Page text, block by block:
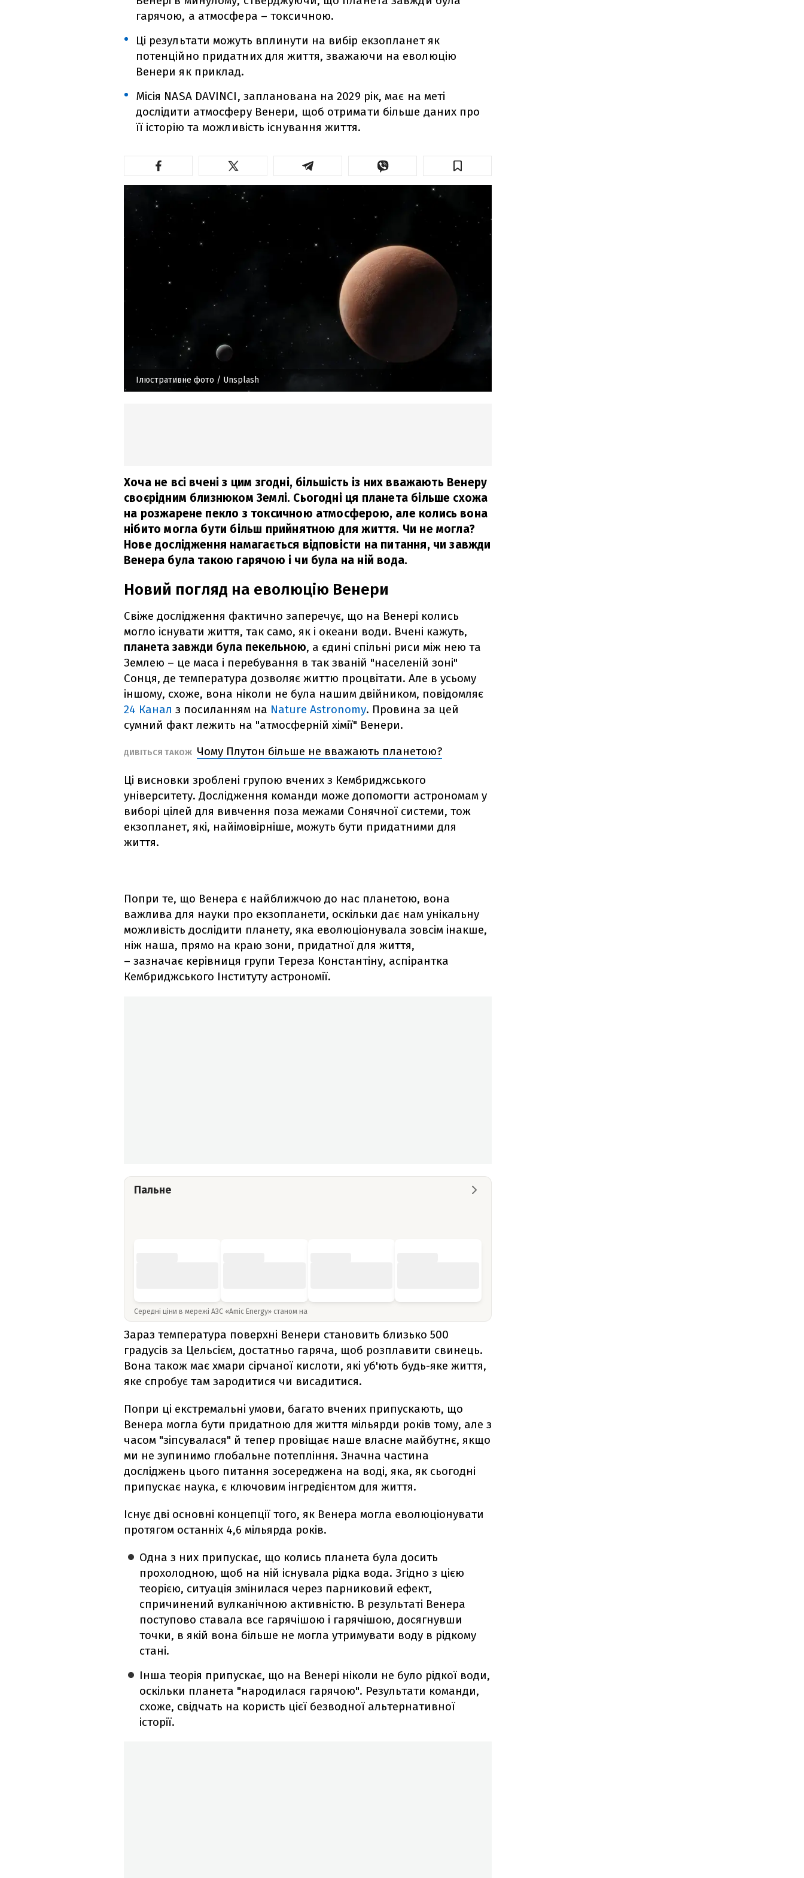
гарячою, а атмосфера – токсичною.
Ці результати можуть вплинути на вибір екзопланет як
потенційно придатних для життя, зважаючи на еволюцію
Венери як приклад.
Місія NASA DAVINCI, запланована на 2029 рік, має на меті
дослідити атмосферу Венери, щоб отримати більше даних про
її історію та можливість існування життя.
Ілюстративне фото / Unsplash
Хоча не всі вчені з цим згодні, більшість із них вважають Венеру
своєрідним близнюком Землі. Сьогодні ця планета більше схожа
на розжарене пекло з токсичною атмосферою, але колись вона
нібито могла бути більш прийнятною для життя. Чи не могла?
Нове дослідження намагається відповісти на питання, чи завжди
Венера була такою гарячою і чи була на ній вода.
Новий погляд на еволюцію Венери
Свіже дослідження фактично заперечує, що на Венері колись
могло існувати життя, так само, як і океани води. Вчені кажуть,
планета завжди була пекельною, а єдині спільні риси між нею та
Землею – це маса і перебування в так званій "населеній зоні"
Сонця, де температура дозволяє життю процвітати. Але в усьому
іншому, схоже, вона ніколи не була нашим двійником, повідомляє
24 Канал з посиланням на Nature Astronomy. Провина за цей
сумний факт лежить на "атмосферній хімії" Венери.
ДИВІТЬСЯ ТАКОЖ Чому Плутон більше не вважають планетою?
Ці висновки зроблені групою вчених з Кембриджського
університету. Дослідження команди може допомогти астрономам у
виборі цілей для вивчення поза межами Сонячної системи, тож
екзопланет, які, найімовірніше, можуть бути придатними для
життя.
Попри те, що Венера є найближчою до нас планетою, вона
важлива для науки про екзопланети, оскільки дає нам унікальну
можливість дослідити планету, яка еволюціонувала зовсім інакше,
ніж наша, прямо на краю зони, придатної для життя,
– зазначає керівниця групи Тереза Константіну, аспірантка
Кембриджського Інституту астрономії.
Пальне
Середні ціни в мережі АЗС «Amic Energy» станом на
Зараз температура поверхні Венери становить близько 500
градусів за Цельсієм, достатньо гаряча, щоб розплавити свинець.
Вона також має хмари сірчаної кислоти, які уб'ють будь-яке життя,
яке спробує там зародитися чи висадитися.
Попри ці екстремальні умови, багато вчених припускають, що
Венера могла бути придатною для життя мільярди років тому, але з
часом "зіпсувалася" й тепер провіщає наше власне майбутнє, якщо
ми не зупинимо глобальне потепління. Значна частина
досліджень цього питання зосереджена на воді, яка, як сьогодні
припускає наука, є ключовим інгредієнтом для життя.
Існує дві основні концепції того, як Венера могла еволюціонувати
протягом останніх 4,6 мільярда років.
Одна з них припускає, що колись планета була досить
прохолодною, щоб на ній існувала рідка вода. Згідно з цією
теорією, ситуація змінилася через парниковий ефект,
спричинений вулканічною активністю. В результаті Венера
поступово ставала все гарячішою і гарячішою, досягнувши
точки, в якій вона більше не могла утримувати воду в рідкому
стані.
Інша теорія припускає, що на Венері ніколи не було рідкої води,
оскільки планета "народилася гарячою". Результати команди,
схоже, свідчать на користь цієї безводної альтернативної
історії.